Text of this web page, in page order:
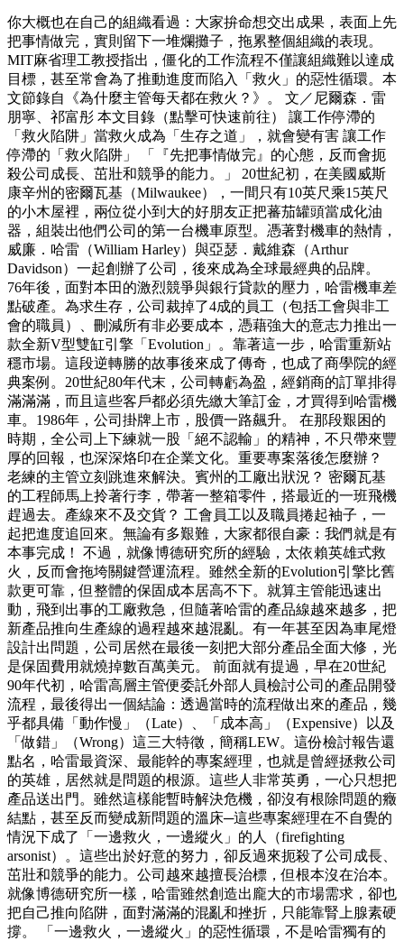
你大概也在自己的組織看過：大家拚命想交出成果，表面上先
把事情做完，實則留下一堆爛攤子，拖累整個組織的表現。
MIT麻省理工教授指出，僵化的工作流程不僅讓組織難以達成
目標，甚至常會為了推動進度而陷入「救火」的惡性循環。本
文節錄自《為什麼主管每天都在救火？》。 文／尼爾森．雷
朋寧、祁富彤 本文目錄（點擊可快速前往） 讓工作停滯的
「救火陷阱」當救火成為「生存之道」，就會變有害 讓工作
停滯的「救火陷阱」 「『先把事情做完』的心態，反而會扼
殺公司成長、茁壯和競爭的能力。」 20世紀初，在美國威斯
康辛州的密爾瓦基（Milwaukee），一間只有10英尺乘15英尺
的小木屋裡，兩位從小到大的好朋友正把蕃茄罐頭當成化油
器，組裝出他們公司的第一台機車原型。憑著對機車的熱情，
威廉．哈雷（William Harley）與亞瑟．戴維森（Arthur
Davidson）一起創辦了公司，後來成為全球最經典的品牌。
76年後，面對本田的激烈競爭與銀行貸款的壓力，哈雷機車差
點破產。為求生存，公司裁掉了4成的員工（包括工會與非工
會的職員）、刪減所有非必要成本，憑藉強大的意志力推出一
款全新V型雙缸引擎「Evolution」。靠著這一步，哈雷重新站
穩市場。這段逆轉勝的故事後來成了傳奇，也成了商學院的經
典案例。20世紀80年代末，公司轉虧為盈，經銷商的訂單排得
滿滿滿，而且這些客戶都必須先繳大筆訂金，才買得到哈雷機
車。1986年，公司掛牌上市，股價一路飆升。 在那段艱困的
時期，全公司上下練就一股「絕不認輸」的精神，不只帶來豐
厚的回報，也深深烙印在企業文化。重要專案落後怎麼辦？
老練的主管立刻跳進來解決。賓州的工廠出狀況？ 密爾瓦基
的工程師馬上拎著行李，帶著一整箱零件，搭最近的一班飛機
趕過去。產線來不及交貨？ 工會員工以及職員捲起袖子，一
起把進度追回來。無論有多艱難，大家都很自豪：我們就是有
本事完成！ 不過，就像博德研究所的經驗，太依賴英雄式救
火，反而會拖垮關鍵營運流程。雖然全新的Evolution引擎比舊
款更可靠，但整體的保固成本居高不下。就算主管能迅速出
動，飛到出事的工廠救急，但隨著哈雷的產品線越來越多，把
新產品推向生產線的過程越來越混亂。有一年甚至因為車尾燈
設計出問題，公司居然在最後一刻把大部分產品全面大修，光
是保固費用就燒掉數百萬美元。 前面就有提過，早在20世紀
90年代初，哈雷高層主管便委託外部人員檢討公司的產品開發
流程，最後得出一個結論：透過當時的流程做出來的產品，幾
乎都具備「動作慢」（Late）、「成本高」（Expensive）以及
「做錯」（Wrong）這三大特徵，簡稱LEW。這份檢討報告還
點名，哈雷最資深、最能幹的專案經理，也就是曾經拯救公司
的英雄，居然就是問題的根源。這些人非常英勇，一心只想把
產品送出門。雖然這樣能暫時解決危機，卻沒有根除問題的癥
結點，甚至反而變成新問題的溫床─這些專案經理在不自覺的
情況下成了「一邊救火，一邊縱火」的人（firefighting
arsonist）。這些出於好意的努力，卻反過來扼殺了公司成長、
茁壯和競爭的能力。公司越來越擅長治標，但根本沒在治本。
就像博德研究所一樣，哈雷雖然創造出龐大的市場需求，卻也
把自己推向陷阱，面對滿滿的混亂和挫折，只能靠腎上腺素硬
撐。 「一邊救火，一邊縱火」的惡性循環，不是哈雷獨有的